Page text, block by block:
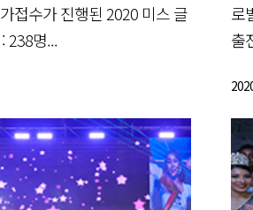
접수가 진행된 2020 미스 글
238명...
로
출